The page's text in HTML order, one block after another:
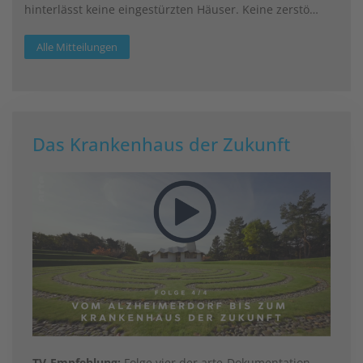
hinterlässt keine eingestürzten Häuser. Keine zerstö…
Alle Mitteilungen
Das Krankenhaus der Zukunft